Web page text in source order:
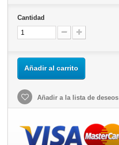
Cantidad
Añadir al carrito
Añadir a la lista de deseos